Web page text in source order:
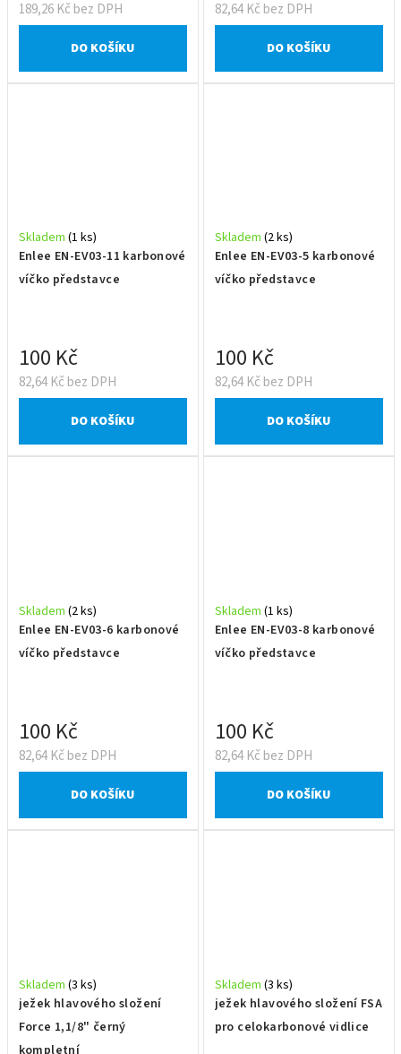
189,26 Kč bez DPH
DO KOŠÍKU
82,64 Kč bez DPH
DO KOŠÍKU
Enlee EN-EV03-11 karbonové
víčko představce
Skladem (1 ks)
82,64 Kč bez DPH
100 Kč
DO KOŠÍKU
Enlee EN-EV03-5 karbonové
víčko představce
Skladem (2 ks)
82,64 Kč bez DPH
100 Kč
DO KOŠÍKU
Enlee EN-EV03-6 karbonové
víčko představce
Skladem (2 ks)
82,64 Kč bez DPH
100 Kč
DO KOŠÍKU
Enlee EN-EV03-8 karbonové
víčko představce
Skladem (1 ks)
82,64 Kč bez DPH
100 Kč
DO KOŠÍKU
ježek hlavového složení
Force 1,1/8" černý
Skladem (3 ks)
ježek hlavového složení FSA
pro celokarbonové vidlice
Skladem (3 ks)